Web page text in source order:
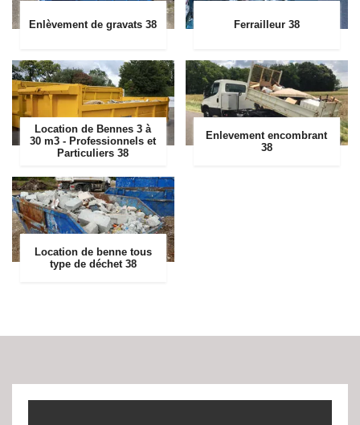
Enlèvement de gravats 38 Ferrailleur 38
Location de Bennes 3 à
30 m3 - Professionnels et
Particuliers 38
Enlevement encombrant
38
Location de benne tous
type de déchet 38